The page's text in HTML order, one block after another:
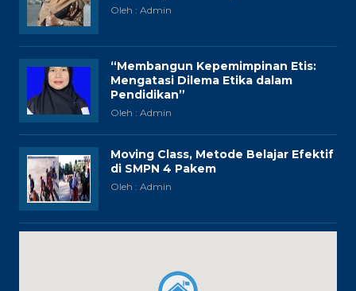
Oleh : Admin
“Membangun Kepemimpinan Etis:
Mengatasi Dilema Etika dalam
Pendidikan”
Oleh : Admin
Moving Class, Metode Belajar Efektif
di SMPN 4 Pakem
Oleh : Admin